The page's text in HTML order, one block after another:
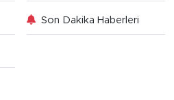
Son Dakika Haberleri